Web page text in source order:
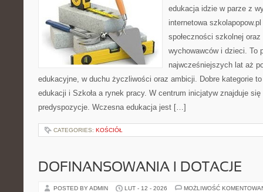
edukacja idzie w parze z
internetowa
społeczności szkolnej
wychowawców i dzieci. To
najwcześniejszych lat aż
edukacyjne, w duchu życzliwości oraz ambicji. Dobre kategorie
edukacji i Szkoła a rynek pracy. W centrum inicjatyw znajduje
predyspozycje. Wczesna edukacja jest […]
CATEGORIES: KOŚCIÓŁ
DOFINANSOWANIA I DOTACJE
POSTED BY ADMIN LUT - 12 - 2026 MOŻLIWOŚĆ